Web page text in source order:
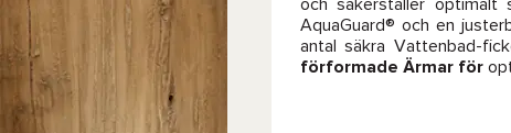
och säkerställer optimalt
AquaGuard® och en
antal säkra Vattenbad-
förformade Ärmar för